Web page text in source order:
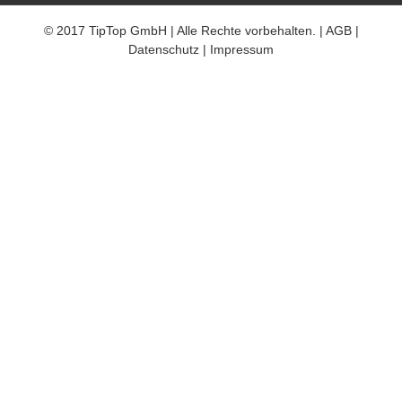
© 2017 TipTop GmbH | Alle Rechte vorbehalten. | AGB|
Datenschutz | Impressum